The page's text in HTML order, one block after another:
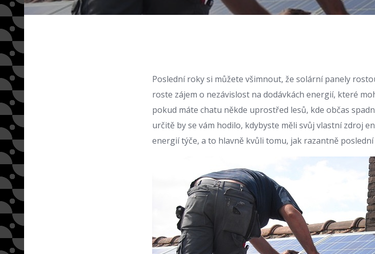
Poslední roky si můžete všimnout, že solární panely
roste zájem o nezávislost na dodávkách energií, které
pokud máte chatu někde uprostřed lesů, kde občas
určitě by se vám hodilo, kdybyste měli svůj vlastní zdroj
energií týče, a to hlavně kvůli tomu, jak razantně